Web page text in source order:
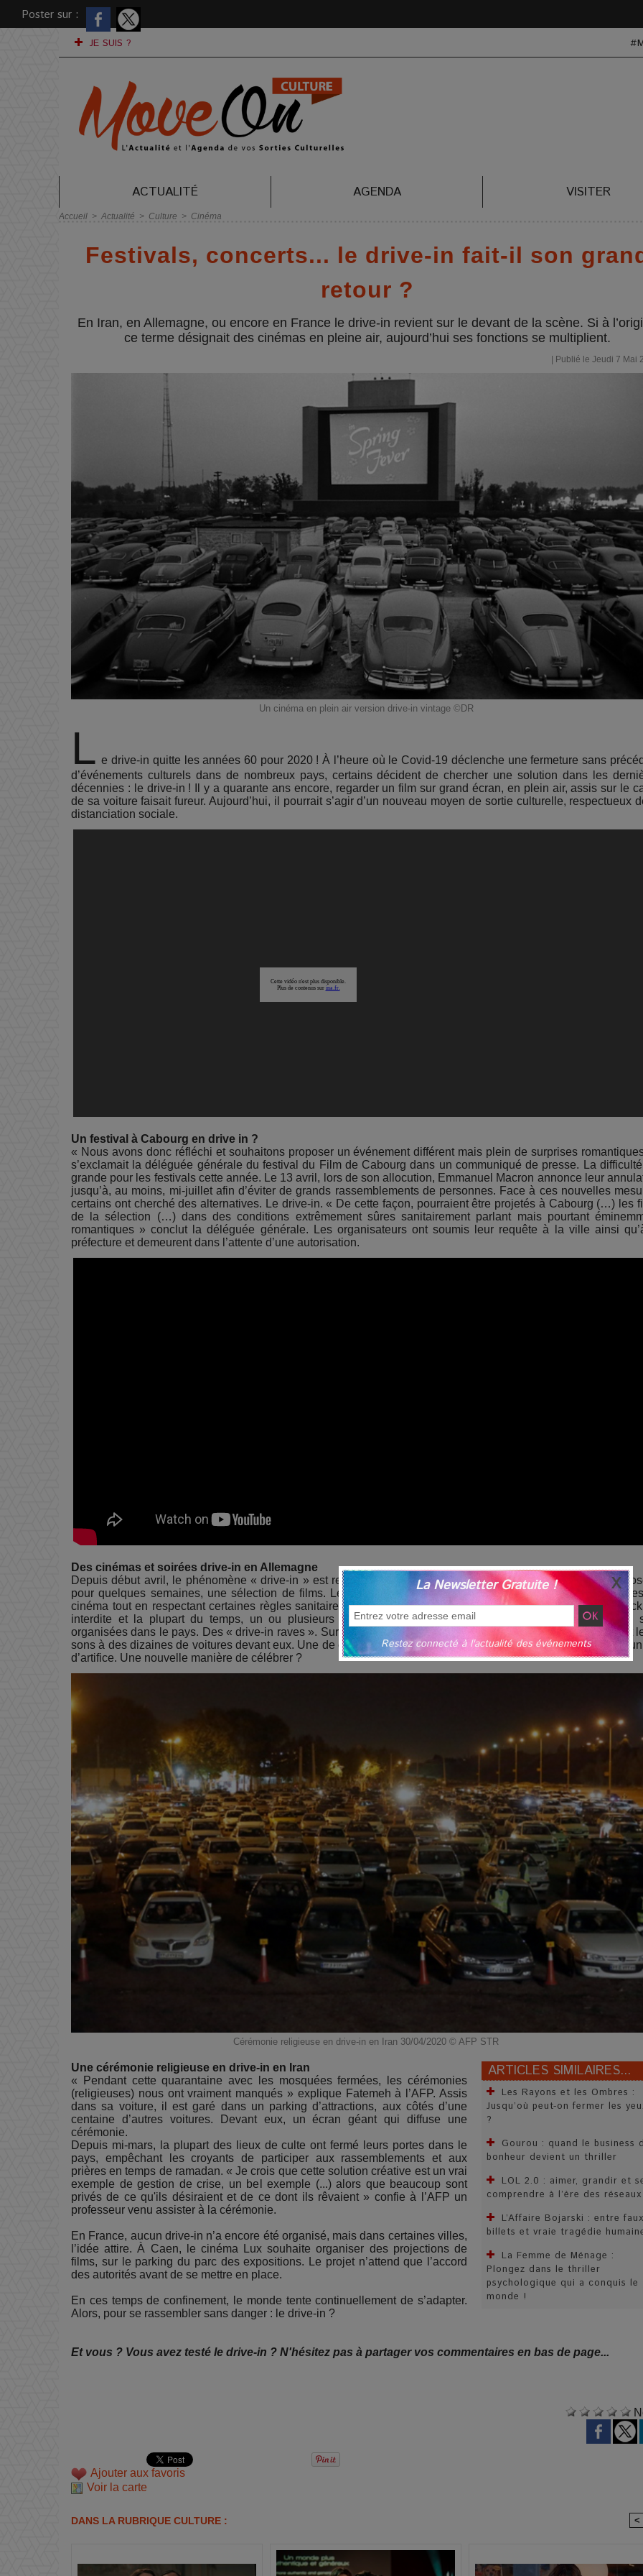
Poster sur :
JE SUIS ?
ACTUALITÉ AGENDA VISITER
Accueil > Actualité > Culture > Cinéma
Festivals, concerts... le drive-in fait-il son
retour ?
En Iran, en Allemagne, ou encore en France le drive-in revient sur le devant de la scène. Si à
ce terme désignait des cinémas en pleine air, aujourd’hui ses fonctions se multiplient.
| Publié le Jeudi 7 Mai
Un cinéma en plein air version drive-in vintage ©DR
L e drive-in quitte les années 60 pour 2020 ! À l’heure où le Covid-19 déclenche une fermeture sans
d’événements culturels dans de nombreux pays, certains décident de chercher une solution dans les
décennies : le drive-in ! Il y a quarante ans encore, regarder un film sur grand écran, en plein air, assis sur le
de sa voiture faisait fureur. Aujourd’hui, il pourrait s’agir d’un nouveau moyen de sortie culturelle, respectueux
distanciation sociale.
Un festival à Cabourg en drive in ?
« Nous avons donc réfléchi et souhaitons proposer un événement différent mais plein de surprises
s’exclamait la déléguée générale du festival du Film de Cabourg dans un communiqué de presse. La
grande pour les festivals cette année. Le 13 avril, lors de son allocution, Emmanuel Macron annonce leur
jusqu’à, au moins, mi-juillet afin d’éviter de grands rassemblements de personnes. Face à ces nouvelles
certains ont cherché des alternatives. Le drive-in. « De cette façon, pourraient être projetés à Cabourg (…) les
de la sélection (…) dans des conditions extrêmement sûres sanitairement parlant mais pourtant
romantiques » conclut la déléguée générale. Les organisateurs ont soumis leur requête à la ville ainsi
préfecture et demeurent dans l’attente d’une autorisation.
Des cinémas et soirées drive-in en Allemagne
Depuis début avril, le phénomène « drive-in » est remis au goût du jour en Allemagne. Plusieurs villes
pour quelques semaines, une sélection de films. Les spectateurs, dans leur voiture, profitent de ces
cinéma tout en respectant certaines règles sanitaires. Pas plus de deux adultes par voiture, la vente de
interdite et la plupart du temps, un ou plusieurs vigiles assurent la sécurité. D’autres types de soirées
organisées dans le pays. Des « drive-in raves ». Sur un parking ou encore un terrain vague, des DJ proposent
sons à des dizaines de voitures devant eux. Une de ces fêtes, réalisée à Düsseldorf, s’est même clôturée par
d’artifice. Une nouvelle manière de célébrer ?
Cérémonie religieuse en drive-in en Iran 30/04/2020 © AFP STR
ARTICLES SIMILAIRES...
Les Rayons et les Ombres :
Jusqu’où peut-on fermer les
?
Gourou : quand le business
bonheur devient un thriller
LOL 2.0 : aimer, grandir et
comprendre à l’ère des réseaux
L’Affaire Bojarski : entre faux
billets et vraie tragédie
La Femme de Ménage :
Plongez dans le thriller
psychologique qui a conquis le
monde !
Une cérémonie religieuse en drive-in en Iran
« Pendant cette quarantaine avec les mosquées fermées, les cérémonies
(religieuses) nous ont vraiment manqués » explique Fatemeh à l’AFP. Assis
dans sa voiture, il est garé dans un parking d’attractions, aux côtés d’une
centaine d’autres voitures. Devant eux, un écran géant qui diffuse une
cérémonie.
Depuis mi-mars, la plupart des lieux de culte ont fermé leurs portes dans le
pays, empêchant les croyants de participer aux rassemblements et aux
prières en temps de ramadan. « Je crois que cette solution créative est un vrai
exemple de gestion de crise, un bel exemple (...) alors que beaucoup sont
privés de ce qu'ils désiraient et de ce dont ils rêvaient » confie à l’AFP un
professeur venu assister à la cérémonie.
En France, aucun drive-in n’a encore été organisé, mais dans certaines villes,
l’idée attire. À Caen, le cinéma Lux souhaite organiser des projections de
films, sur le parking du parc des expositions. Le projet n’attend que l’accord
des autorités avant de se mettre en place.
En ces temps de confinement, le monde tente continuellement de s’adapter.
Alors, pour se rassembler sans danger : le drive-in ?
Et vous ? Vous avez testé le drive-in ? N'hésitez pas à partager vos commentaires en bas de page...
Ajouter aux favoris
Voir la carte
DANS LA RUBRIQUE CULTURE : <
La Newsletter Gratuite !
Restez connecté à l'actualité des événements